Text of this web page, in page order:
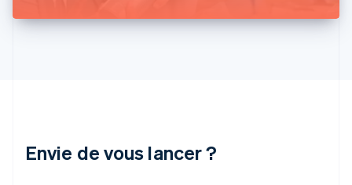
Envie de vous lancer ?
English
Deutsch English